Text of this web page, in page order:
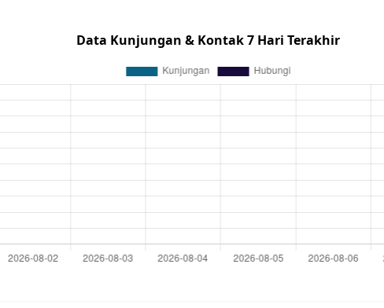
Data Kunjungan & Kontak 7 Hari Terakhir